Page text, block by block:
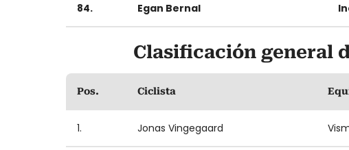
84. Egan Bernal
Clasificación general
Pos. Ciclista
1. Jonas Vingegaard